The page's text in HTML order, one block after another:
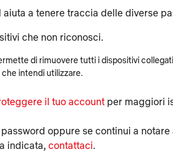
a tenere traccia delle diverse
che non riconosci.
di rimuovere tutti i dispositivi
intendi utilizzare.
il tuo account per maggiori
oppure se continui a
indicata, contattaci.